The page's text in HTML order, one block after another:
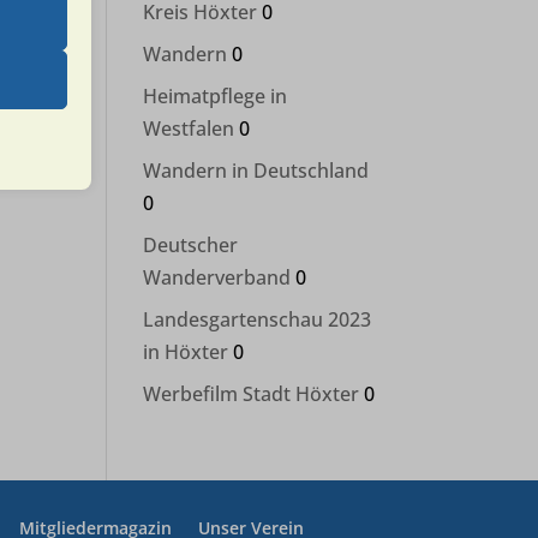
Kreis Höxter0
Wandern 0
Heimatpflege in
Westfalen 0
Wandern in Deutschland
0
Deutscher
Wanderverband 0
Landesgartenschau 2023
in Höxter0
Werbefilm Stadt Höxter0
Mitgliedermagazin Unser Verein